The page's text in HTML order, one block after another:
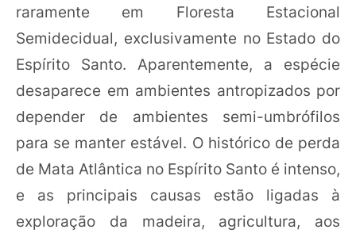
raramente em Floresta Estacional
Semidecidual, exclusivamente no Estado do
Espírito Santo. Aparentemente, a espécie
desaparece em ambientes antropizados por
depender de ambientes semi-umbrófilos
para se manter estável. O histórico de perda
de Mata Atlântica no Espírito Santo é intenso,
e as principais causas estão ligadas à
exploração da madeira, agricultura, aos